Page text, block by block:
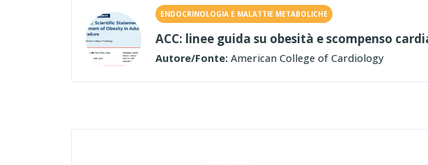
ENDOCRINOLOGIA E MALATTIE METABOLICHE
ACC: linee guida su obesità e scompenso
Autore/Fonte: American College of Cardiology